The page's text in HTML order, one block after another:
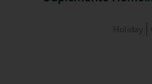
Holiday